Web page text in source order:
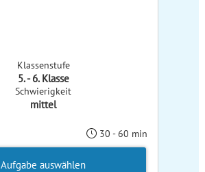
Klassenstufe
5. - 6. Klasse
Schwierigkeit
mittel
30 - 60 min
Aufgabe auswählen